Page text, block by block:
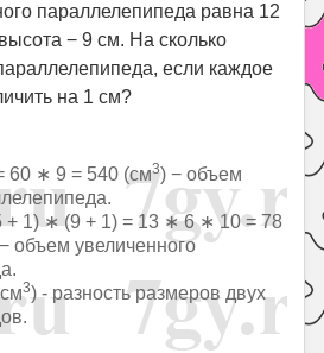
параллелепипеда равна 12
− 9 см. На сколько
если каждое
на 1 см?
60 ∗ 9 = 540 (см3) − объем
+ 1) ∗ (9 + 1) = 13 ∗ 6 ∗ 10 = 78
объем увеличенного
3) - разность размеров двух